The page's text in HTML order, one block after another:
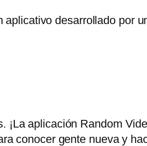
desarrollado por
aplicación Random
conocer gente nueva y